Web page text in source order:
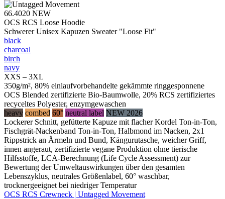
66.4020 NEW
OCS RCS Loose Hoodie
Schwerer Unisex Kapuzen Sweater "Loose Fit"
black
charcoal
birch
navy
XXS – 3XL
350g/m², 80% einlaufvorbehandelte gekämmte ringgesponnene
OCS Blended zertifizierte Bio-Baumwolle, 20% RCS zertifiziertes
recyceltes Polyester, enzymgewaschen
heavy combed 60° neutral label NEW 2026
Lockerer Schnitt, gefütterte Kapuze mit flacher Kordel Ton-in-Ton,
Fischgrät-Nackenband Ton-in-Ton, Halbmond im Nacken, 2x1
Rippstrick an Ärmeln und Bund, Kängurutasche, weicher Griff,
innen angeraut, zertifizierte vegane Produktion ohne tierische
Hilfsstoffe, LCA-Berechnung (Life Cycle Assessment) zur
Bewertung der Umweltauswirkungen über den gesamten
Lebenszyklus, neutrales Größenlabel, 60° waschbar,
trocknergeeignet bei niedriger Temperatur
OCS RCS Crewneck | Untagged Movement